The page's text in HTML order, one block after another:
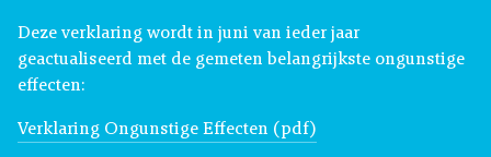
Deze verklaring wordt in juni van ieder jaar
geactualiseerd met de gemeten belangrijkste ongunstige
effecten:
Verklaring Ongunstige Effecten (pdf)